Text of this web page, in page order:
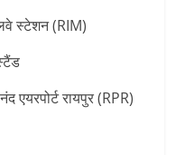
स्टेशन (RIM)
एयरपोर्ट रायपुर (RPR)